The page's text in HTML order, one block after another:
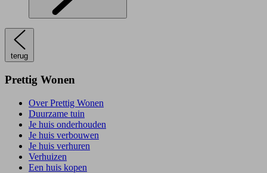
terug
Prettig Wonen
Over Prettig Wonen
Duurzame tuin
Je huis onderhouden
Je huis verbouwen
Je huis verhuren
Verhuizen
Een huis kopen